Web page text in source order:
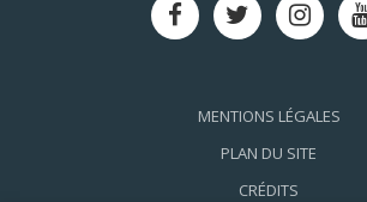
Lien
vers
Facebook
Lien
vers
Twitter
Lien
vers
MENTIONS LÉGALES
PLAN DU SITE
CRÉDITS